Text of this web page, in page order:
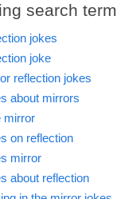
search
jokes
joke
reflection jokes
about mirrors
mirror
on reflection
mirror
about reflection